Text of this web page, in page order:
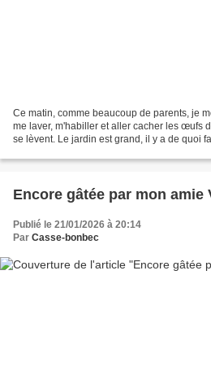
Ce matin, comme beaucoup de parents, je
me laver, m'habiller et aller cacher les œufs
se lèvent. Le jardin est grand, il y a de quoi
Encore gâtée par mon amie
Publié le 21/01/2026 à 20:14
Par Casse-bonbec